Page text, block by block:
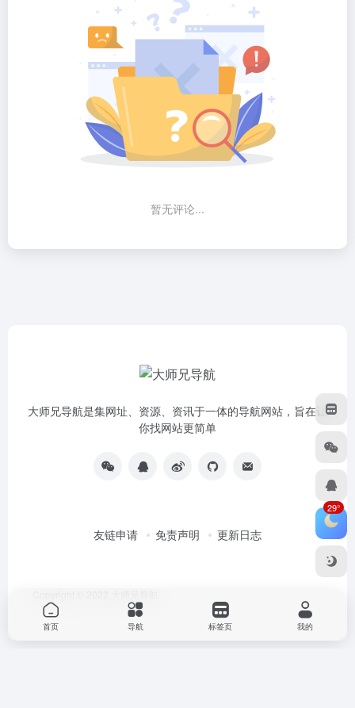
暂无评论...
大师兄导航是集网址、资源、资讯于一体的导航网站，旨在让
你找网站更简单
友链申请 免责声明 更新日志
29°
首页 导航 标签页 我的